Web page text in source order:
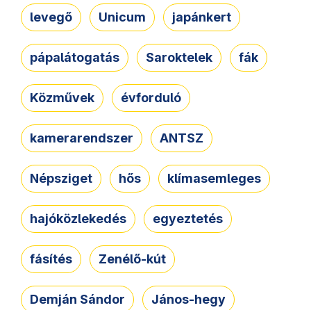
levegő Unicum japánkert
pápalátogatás Saroktelek fák
Közművek évforduló
kamerarendszer ANTSZ
Népsziget hős klímasemleges
hajóközlekedés egyeztetés
fásítés Zenélő-kút
Demján Sándor János-hegy